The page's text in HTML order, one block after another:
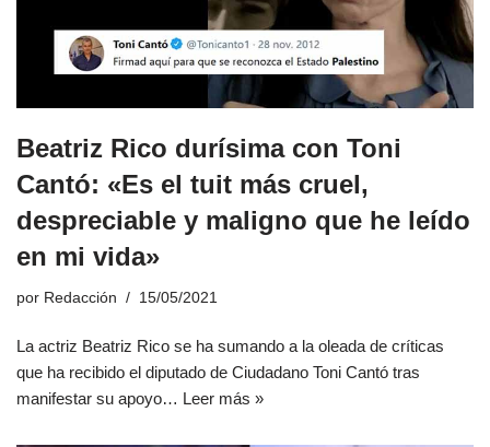
Beatriz Rico durísima con Toni
Cantó: «Es el tuit más cruel,
despreciable y maligno que he leído
en mi vida»
por Redacción 15/05/2021
La actriz Beatriz Rico se ha sumando a la oleada de críticas
que ha recibido el diputado de Ciudadano Toni Cantó tras
manifestar su apoyo… Leer más »